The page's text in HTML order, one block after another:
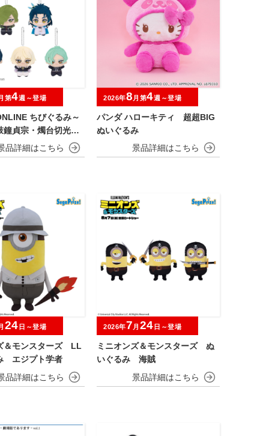
ちびぐるみ～
鐘貞宗・燭台切光
膝丸～
第4週～登場
パンダ ハローキティ 超超BIG
ぬいぐるみ
2026年8 月第4週～登場
＆モンスターズ LL
エジプト学者
24 日～登場
ミニオンズ＆モンスターズ ぬ
いぐるみ 海賊
2026年7 月 24 日～登場